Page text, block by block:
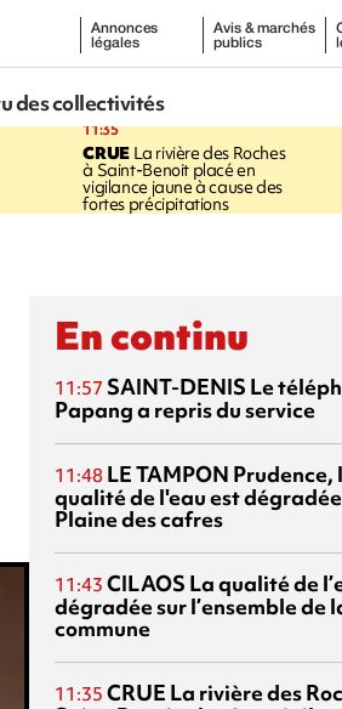
Annonces
légales
Avis & marchés
publics
des collectivités
11:35
CRUELa rivière des Roches
à Saint-Benoit placé en
vigilance jaune à cause des
fortes précipitations
En continu
11:57 SAINT-DENIS Le
Papang a repris du service
11:48 LE TAMPON Prudence,
qualité de l'eau est
Plaine des cafres
11:43 CILAOS La qualité de
dégradée sur l’ensemble de
commune
11:35 CRUE La rivière des